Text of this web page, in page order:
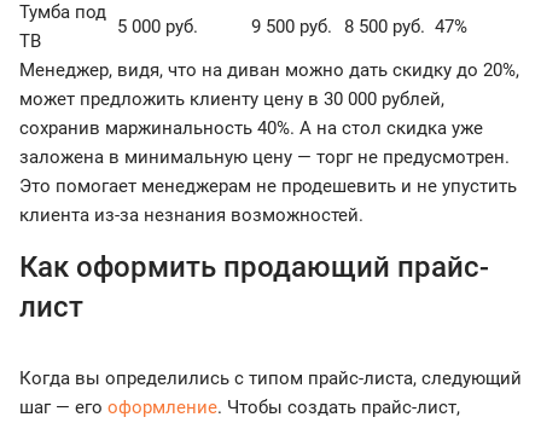
Тумба под
ТВ
5 000 руб. 9 500 руб. 8 500 руб. 47%
Менеджер, видя, что на диван можно дать скидку до 20%,
может предложить клиенту цену в 30 000 рублей,
сохранив маржинальность 40%. А на стол скидка уже
заложена в минимальную цену — торг не предусмотрен.
Это помогает менеджерам не продешевить и не упустить
клиента из-за незнания возможностей.
Как оформить продающий прайс-
лист
Когда вы определились с типом прайс-листа, следующий
шаг — его оформление. Чтобы создать прайс-лист,